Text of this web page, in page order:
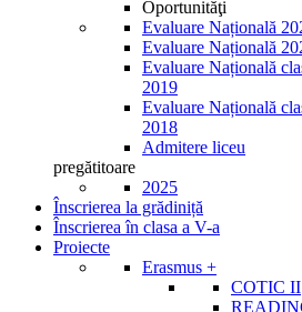
Oportunităţi
Evaluare Națională
Evaluare Națională
Evaluare Națională
2019
Evaluare Națională
2018
Admitere liceu
pregătitoare
2025
Înscrierea la grădiniță
Înscrierea în clasa a V-a
Proiecte
Erasmus +
COTIC II